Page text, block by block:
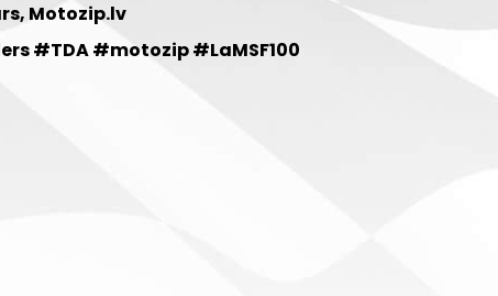
Motozip.lv
#TDA #motozip #LaMSF100